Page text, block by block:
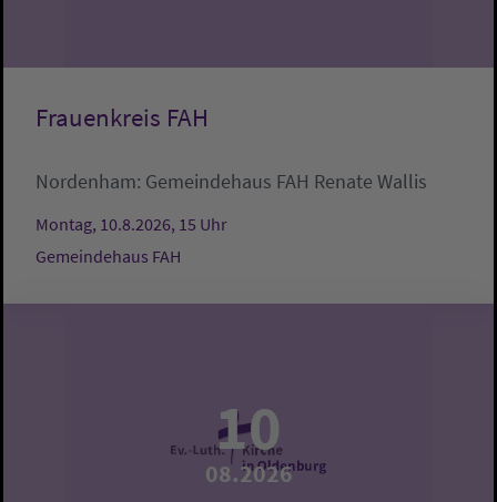
Frauenkreis FAH
Nordenham: Gemeindehaus FAH Renate Wallis
Montag, 10.8.2026, 15 Uhr
Gemeindehaus FAH
10
08.2026